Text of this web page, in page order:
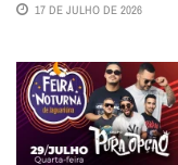
17 DE JULHO DE 2026